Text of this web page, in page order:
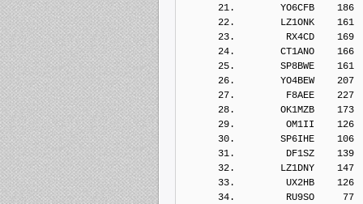
21.        YO6CFB    186
22.        LZ1ONK    161
23.         RX4CD    169
24.        CT1ANO    166
25.        SP8BWE    161
26.        YO4BEW    207
27.         F8AEE    227
28.        OK1MZB    173
29.         OM1II    126
30.        SP6IHE    106
31.         DF1SZ    139
32.        LZ1DNY    147
33.         UX2HB    126
34.         RU9SO     77